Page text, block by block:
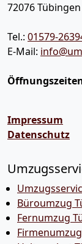
72076Tübingen
Tel.: 01579-
E-Mail:
Impressum
Datenschutz
Büroumzug
Fernumzug